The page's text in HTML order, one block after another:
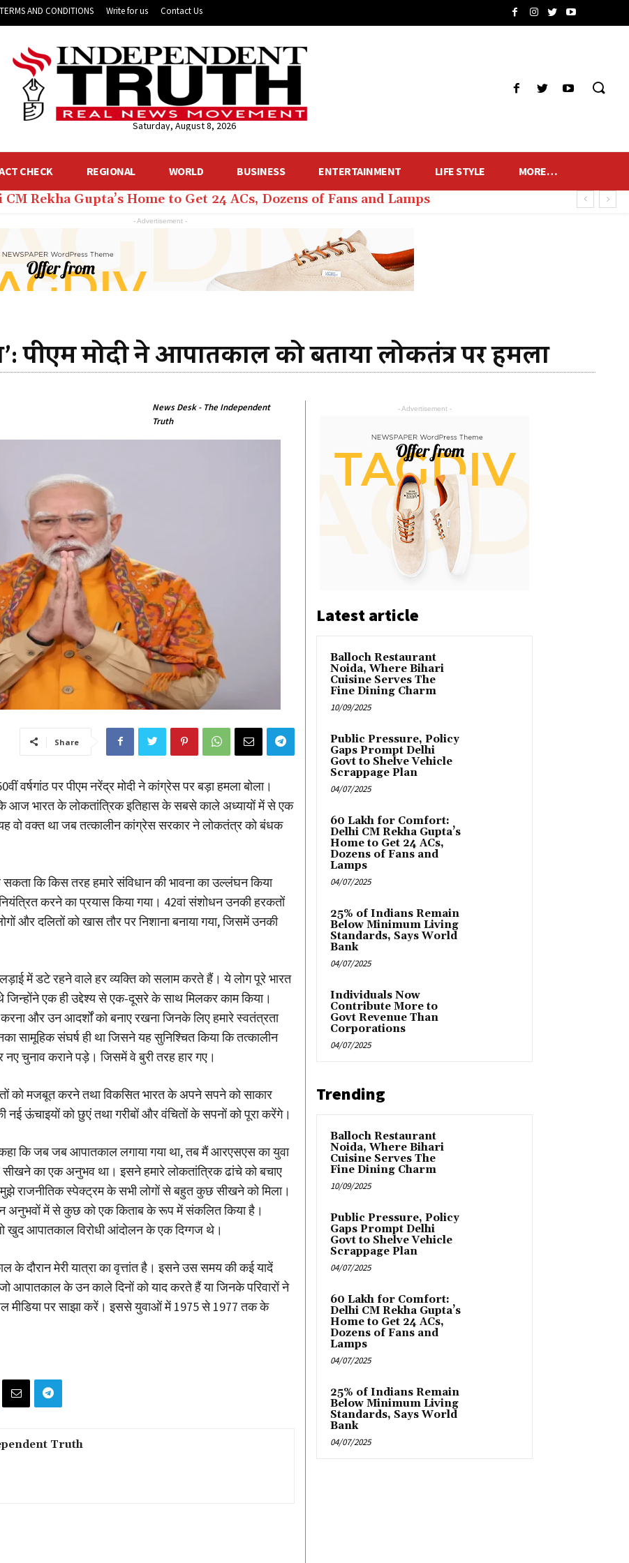
TERMS AND CONDITIONS Write for us Contact Us
Saturday, August 8, 2026
CHECK REGIONAL WORLD BUSINESS ENTERTAINMENT LIFE STYLE MORE…
Rekha Gupta’s Home to Get 24 ACs, Dozens of Fans and Lamps
- Advertisement -
पीएम मोदी ने आपातकाल को बताया लोकतंत्र पर हमला
News Desk - The Independent
Truth
Share
पर पीएम नरेंद्र मोदी ने कांग्रेस पर बड़ा हमला बोला।
आज भारत के लोकतांत्रिक इतिहास के सबसे काले अध्यायों में से एक
वो वक्त था जब तत्कालीन कांग्रेस सरकार ने लाेकतंत्र को बंधक
सकता कि किस तरह हमारे संविधान की भावना का उल्लंघन किया
करने का प्रयास किया गया। 42वां संशोधन उनकी हरकतों
और दलितों को खास तौर पर निशाना बनाया गया, जिसमें उनकी
में डटे रहने वाले हर व्यक्ति को सलाम करते हैं। ये लोग पूरे भारत
एक ही उद्देश्य से एक-दूसरे के साथ मिलकर काम किया।
और उन आदर्शों को बनाए रखना जिनके लिए हमारे स्वतंत्रता
सामूहिक संघर्ष ही था जिसने यह सुनिश्चित किया कि तत्कालीन
चुनाव कराने पड़े। जिसमें वे बुरी तरह हार गए।
को मजबूत करने तथा विकसित भारत के अपने सपने को साकार
ऊंचाइयों को छुएं तथा गरीबों और वंचितों के सपनों को पूरा करेंगे।
कि जब जब आपातकाल लगाया गया था, तब मैं आरएसएस का युवा
का एक अनुभव था। इसने हमारे लोकतांत्रिक ढांचे को बचाए
राजनीतिक स्पेक्ट्रम के सभी लोगों से बहुत कुछ सीखने को मिला।
अनुभवों में से कुछ को एक किताब के रूप में संकलित किया है।
खुद आपातकाल विरोधी आंदोलन के एक दिग्गज थे।
के दौरान मेरी यात्रा का वृत्तांत है। इसने उस समय की कई यादें
आपातकाल के उन काले दिनों को याद करते हैं या जिनके परिवारों ने
मीडिया पर साझा करें। इससे युवाओं में 1975 से 1977 तक के
Truth
- Advertisement -
Latest article
Balloch Restaurant
Noida, Where Bihari
Cuisine Serves The
Fine Dining Charm
10/09/2025
Public Pressure, Policy
Gaps Prompt Delhi
Govt to Shelve Vehicle
Scrappage Plan
04/07/2025
₹60 Lakh for Comfort:
Delhi CM Rekha Gupta’s
Home to Get 24 ACs,
Dozens of Fans and
Lamps
04/07/2025
25% of Indians Remain
Below Minimum Living
Standards, Says World
Bank
04/07/2025
Individuals Now
Contribute More to
Govt Revenue Than
Corporations
04/07/2025
Trending
Balloch Restaurant
Noida, Where Bihari
Cuisine Serves The
Fine Dining Charm
10/09/2025
Public Pressure, Policy
Gaps Prompt Delhi
Govt to Shelve Vehicle
Scrappage Plan
04/07/2025
₹60 Lakh for Comfort:
Delhi CM Rekha Gupta’s
Home to Get 24 ACs,
Dozens of Fans and
Lamps
04/07/2025
25% of Indians Remain
Below Minimum Living
Standards, Says World
Bank
04/07/2025